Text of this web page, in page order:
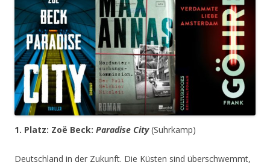
1. Platz: Zoë Beck: Paradise City(Suhrkamp)
Deutschland in der Zukunft. Die Küsten sind überschwemmt,